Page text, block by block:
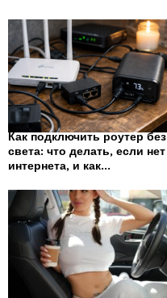
Как подключить роутер без
света: что делать, если нет
интернета, и как...